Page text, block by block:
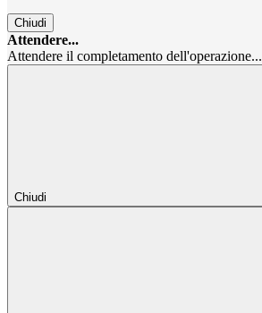
Chiudi
Attendere...
Attendere il completamento dell'operazione...
Chiudi